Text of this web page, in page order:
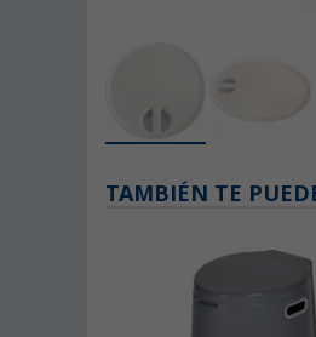
TAMBIÉN TE